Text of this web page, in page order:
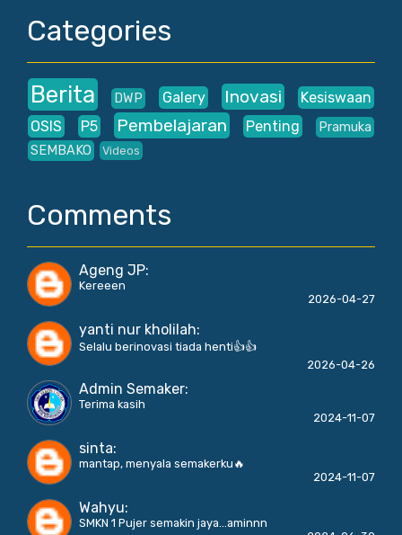
Categories
Berita DWP Galery Inovasi
Kesiswaan
OSIS
P5 Pembelajaran Penting
Pramuka
SEMBAKO
Videos
Comments
Ageng JP:
Kereeen
2026-04-27
yanti nur kholilah:
Selalu berinovasi tiada henti👍👍
2026-04-26
Admin Semaker:
Terima kasih
2024-11-07
sinta:
mantap, menyala semakerku🔥
2024-11-07
Wahyu:
SMKN 1 Pujer semakin jaya...aminnn